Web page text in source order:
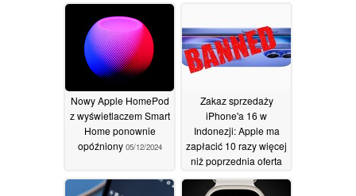
Nowy Apple HomePod
z wyświetlaczem Smart
Home ponownie
opóźniony 05/12/2024
Zakaz sprzedaży
iPhone'a 16 w
Indonezji: Apple ma
zapłacić 10 razy więcej
niż poprzednia oferta
za zniesienie embarga
na sprzedaż04/12/2024